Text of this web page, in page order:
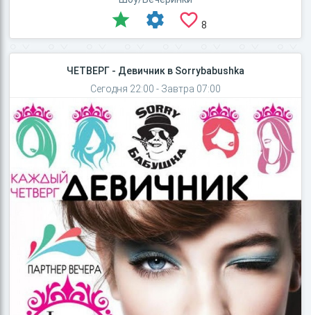
8
ЧЕТВЕРГ - Девичник в Sorrybabushka
Сегодня 22:00 - Завтра 07:00